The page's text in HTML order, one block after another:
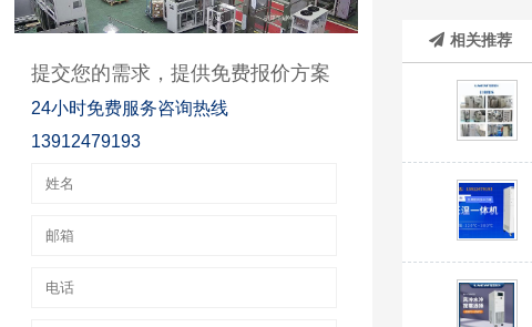
相关推荐
提交您的需求，提供免费报价方案
24小时免费服务咨询热线
13912479193